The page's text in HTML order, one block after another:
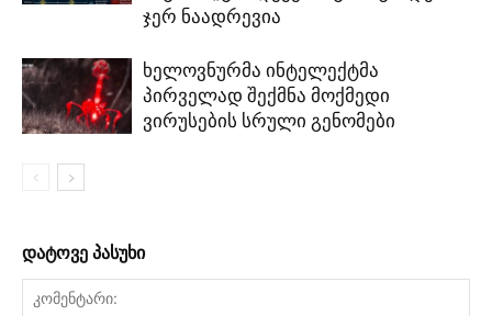
ჯერ ნაადრევია
ხელოვნურმა ინტელექტმა
პირველად შექმნა მოქმედი
ვირუსების სრული გენომები
დატოვე პასუხი